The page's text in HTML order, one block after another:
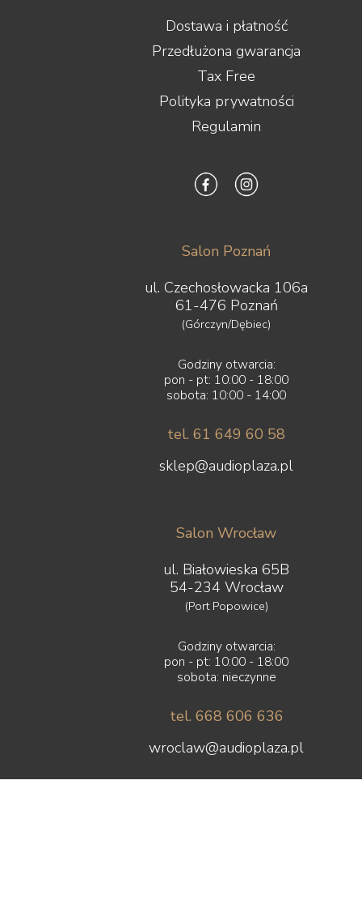
Dostawa i płatność
Przedłużona gwarancja
Tax Free
Polityka prywatności
Regulamin
Salon Poznań
ul. Czechosłowacka 106a
61-476 Poznań
(Górczyn/Dębiec)
Godziny otwarcia:
pon - pt: 10:00 - 18:00
sobota: 10:00 - 14:00
tel. 61 649 60 58
sklep@audioplaza.pl
Salon Wrocław
ul. Białowieska 65B
54-234 Wrocław
(Port Popowice)
Godziny otwarcia:
pon - pt: 10:00 - 18:00
sobota: nieczynne
tel. 668 606 636
wroclaw@audioplaza.pl